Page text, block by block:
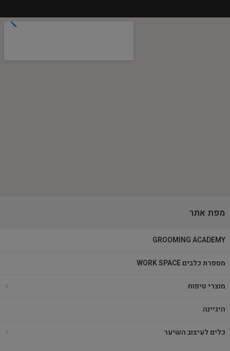
מפת אתר
GROOMING ACADEMY
מספרת כלבים WORK SPACE
מוצרי טיפוח
היגיינה
כלים לעיצוב השיער